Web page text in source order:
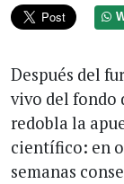
Después del
vivo del fondo
redobla la
científico: en
semanas